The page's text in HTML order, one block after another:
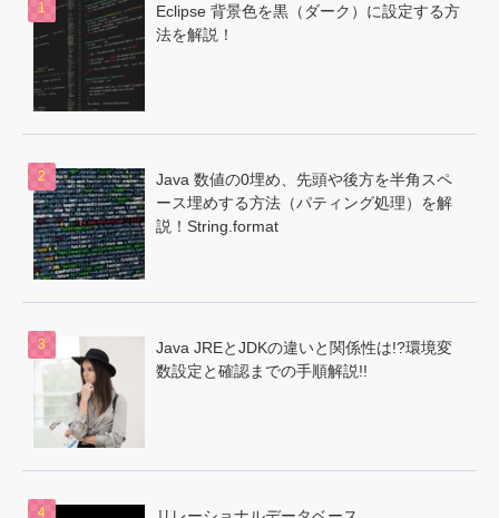
Eclipse 背景色を黒（ダーク）に設定する方
法を解説！
Java 数値の0埋め、先頭や後方を半角スペ
ース埋めする方法（パティング処理）を解
説！String.format
Java JREとJDKの違いと関係性は!?環境変
数設定と確認までの手順解説!!